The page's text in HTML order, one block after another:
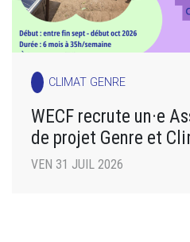
CLIMAT GENRE
WECF recrute un·e
de projet Genre et
VEN 31 JUIL 2026